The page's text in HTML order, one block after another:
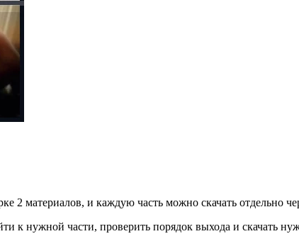
2 материалов, и каждую часть можно скачать отдельно
нужной части, проверить порядок выхода и скачать